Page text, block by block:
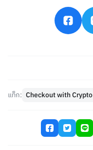
แท็ก: Checkout with Crypto